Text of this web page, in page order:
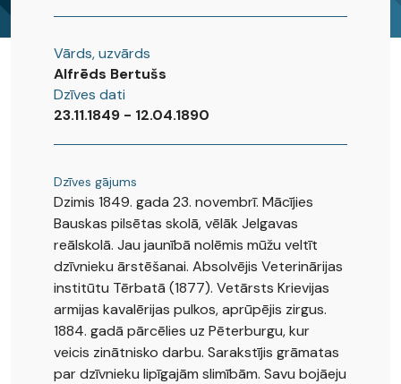
Vārds, uzvārds
Alfrēds Bertušs
Dzīves dati
23.11.1849 - 12.04.1890
Dzīves gājums
Dzimis 1849. gada 23. novembrī. Mācījies
Bauskas pilsētas skolā, vēlāk Jelgavas
reālskolā. Jau jaunībā nolēmis mūžu veltīt
dzīvnieku ārstēšanai. Absolvējis Veterinārijas
institūtu Tērbatā (1877). Vetārsts Krievijas
armijas kavalērijas pulkos, aprūpējis zirgus.
1884. gadā pārcēlies uz Pēterburgu, kur
veicis zinātnisko darbu. Sarakstījis grāmatas
par dzīvnieku lipīgajām slimībām. Savu bojāeju